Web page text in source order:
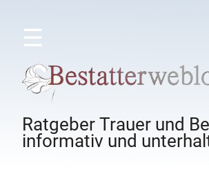
☰
Ratgeber Trauer und
informativ und